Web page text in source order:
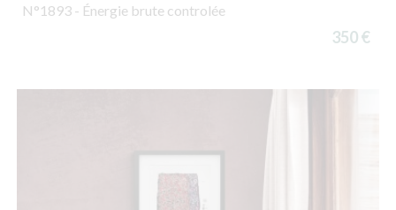
N°1893 - Énergie brute controlée
350 €